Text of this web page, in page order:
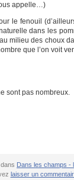
appelle…)
le fenouil
dans les
milieu des choux
que l’on voit
sont pas nombreux.
Dans les champs -
laisser un